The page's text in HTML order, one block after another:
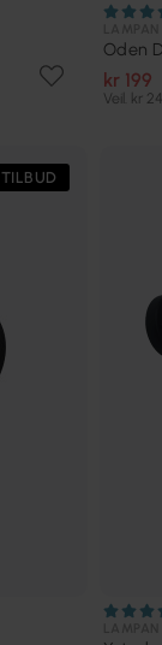
Oden
kr 199
Veil. kr
TILBUD